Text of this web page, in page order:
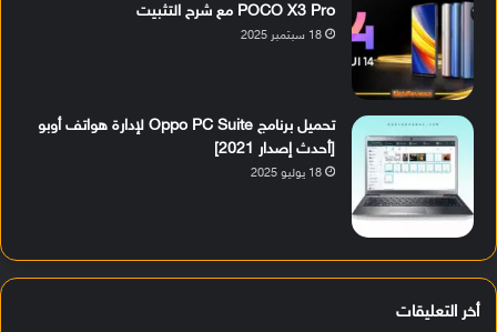
POCO X3 Pro مع شرح التثبيت
18 سبتمبر 2025
تحميل برنامج Oppo PC Suite لإدارة هواتف أوبو
[أحدث إصدار 2021]
18 يوليو 2025
أخر التعليقات